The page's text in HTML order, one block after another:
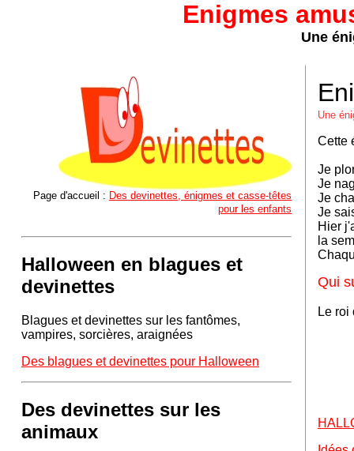
Enigmes
Une
Page d'accueil : Des devinettes, énigmes et casse-têtes
pour les enfants
Halloween en blagues et
devinettes
Blagues et devinettes sur les fantômes,
vampires, sorcières, araignées
Des blagues et devinettes pour Halloween
Des devinettes sur les
animaux
Une
Cette
Je
Je
Je
Je
Hier
la
Qui
Le roi